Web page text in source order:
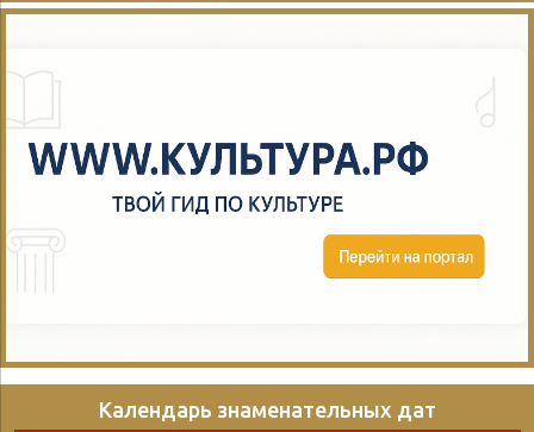
Календарь знаменательных дат